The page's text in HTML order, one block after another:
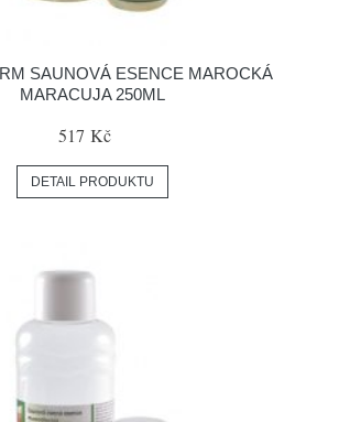
SAUNOVÁ ESENCE MAROCKÁ
MARACUJA 250ML
517 Kč
DETAIL PRODUKTU